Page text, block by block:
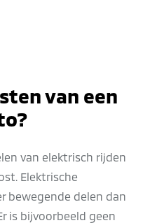
van een
van elektrisch rijden
Elektrische
bewegende delen dan
is bijvoorbeeld geen